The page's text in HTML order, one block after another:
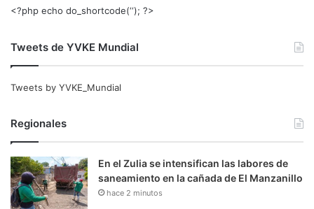
<?php echo do_shortcode(‘‘); ?>
Tweets de YVKE Mundial
Tweets by YVKE_Mundial
Regionales
En el Zulia se intensifican las labores de
saneamiento en la cañada de El Manzanillo
hace 2 minutos